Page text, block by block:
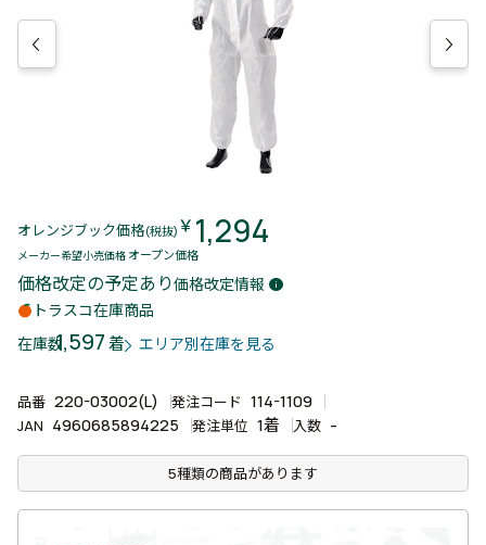
オレンジブック価格(税抜) ￥ 1,294
メーカー希望小売価格 オープン価格
価格改定の予定あり価格改定情報 info
トラスコ在庫商品
在庫数1,597着 エリア別在庫を見る
品番 220-03002(L) 発注コード 114-1109
JAN 4960685894225 発注単位 1着 入数 -
5種類の商品があります